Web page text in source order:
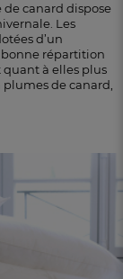
canard dispose
Les
d’un
répartition
quant à elles plus
plumes de canard,